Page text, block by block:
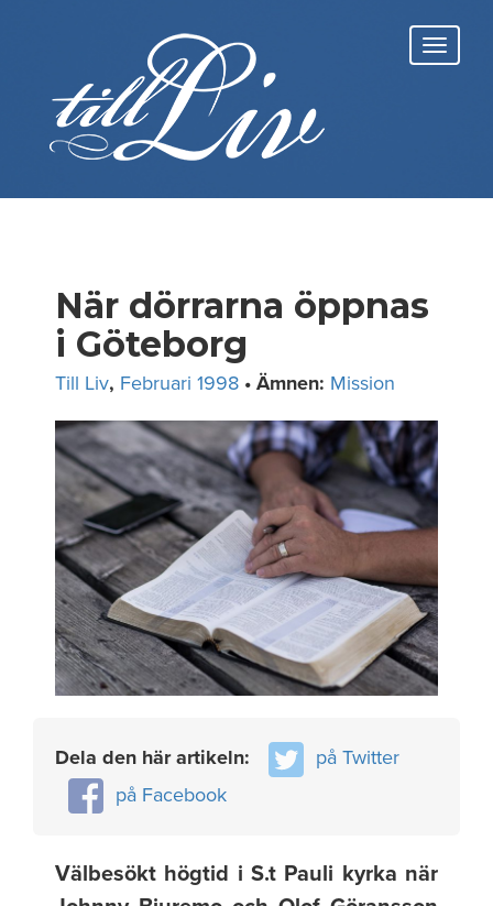
När dörrarna öppnas
i Göteborg
Till Liv, Februari 1998 • Ämnen: Mission
Dela den här artikeln:
på Twitter
på Facebook
Välbesökt högtid i S.t Pauli kyrka när